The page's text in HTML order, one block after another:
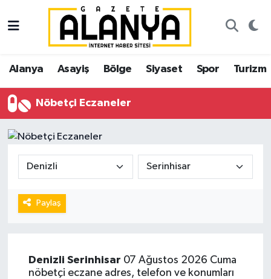
Alanya Asayiş Bölge Siyaset Spor Turizm
Nöbetçi Eczaneler
Paylaş
Denizli Serinhisar 07 Ağustos 2026 Cuma
nöbetçi eczane adres, telefon ve konumları
Alanya
Asayiş
Bölge
Siyaset
Spor
Turizm
Gazipaşa
İstanbul Nöbetçi Eczaneler
İstanbul Hava Durumu
İstanbul Trafik Yoğunluk Haritası
Süper Lig Puan Durumu ve Fikstür
Tüm Manşetler
Son Dakika Haberleri